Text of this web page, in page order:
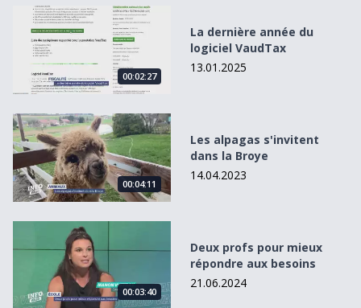
La dernière année du logiciel VaudTax
00:02:27
La dernière année du
logiciel VaudTax
13.01.2025
Les alpagas s&#039;invitent dans la Broye
00:04:11
Les alpagas s'invitent
dans la Broye
14.04.2023
Deux profs pour mieux répondre aux besoins
00:03:40
Deux profs pour mieux
répondre aux besoins
21.06.2024